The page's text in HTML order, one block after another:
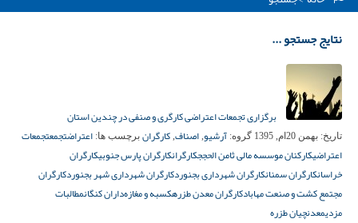
نتایج جستجو ...
برگزاری تجمعات اعتراضی کارگری و صنفی در چندین استان
تاریخ: بهمن 20ام, 1395 گروه: آرشیو, اصناف, کارگران برچسب ها: اعتراضتجمعتجمعات
اعتراضیکارکنان موسسه مالی ثامن الحججکارگرانکارگران پارس جنوبیکارگران
خراسانکارگران سمنانکارگران شهرداری بجنوردکارگران شهرداری شهر بجنوردکارگران
مجتمع کشت و صنعت مهابادکارگران معدن طزرهکسبه و مغازه‌داران کنگانمطالبات
مزدیمعدنچیان طزره